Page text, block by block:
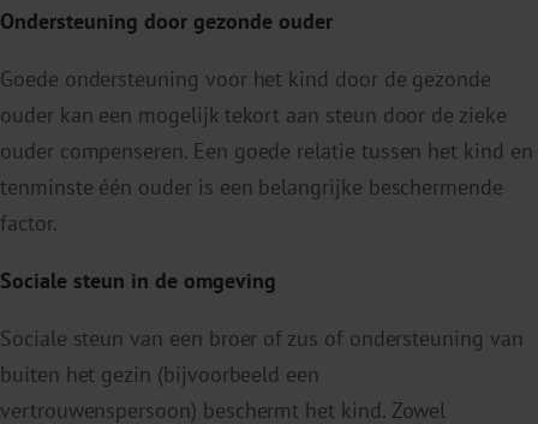
Ondersteuning door gezonde ouder
Goede ondersteuning voor het kind door de gezonde
ouder kan een mogelijk tekort aan steun door de zieke
ouder compenseren. Een goede relatie tussen het kind en
tenminste één ouder is een belangrijke beschermende
factor.
Sociale steun in de omgeving
Sociale steun van een broer of zus of ondersteuning van
buiten het gezin (bijvoorbeeld een
vertrouwenspersoon) beschermt het kind. Zowel